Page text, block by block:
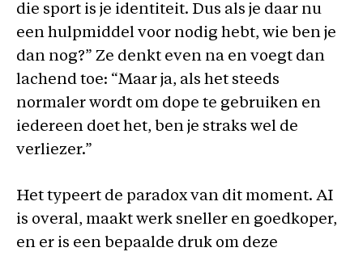
die sport is je identiteit. Dus als je daar nu
een hulpmiddel voor nodig hebt, wie ben je
dan nog?” Ze denkt even na en voegt dan
lachend toe: “Maar ja, als het steeds
normaler wordt om dope te gebruiken en
iedereen doet het, ben je straks wel de
verliezer.”
Het typeert de paradox van dit moment. AI
is overal, maakt werk sneller en goedkoper,
en er is een bepaalde druk om deze